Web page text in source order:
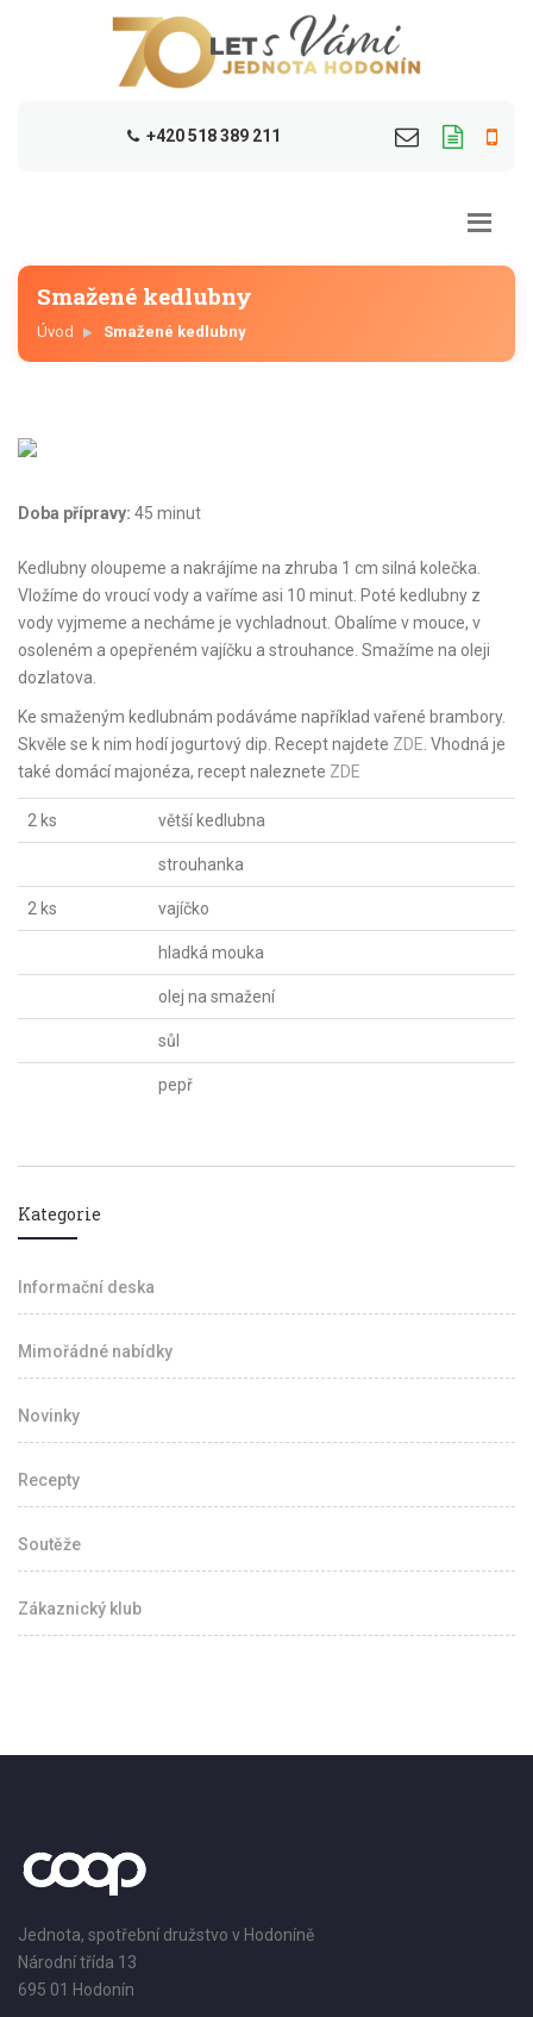
+420 518 389 211
Smažené kedlubny
Úvod Smažené kedlubny
Doba přípravy: 45 minut
Kedlubny oloupeme a nakrájíme na zhruba 1 cm silná kolečka.
Vložíme do vroucí vody a vaříme asi 10 minut. Poté kedlubny z
vody vyjmeme a necháme je vychladnout. Obalíme v mouce, v
osoleném a opepřeném vajíčku a strouhance. Smažíme na oleji
dozlatova.
Ke smaženým kedlubnám podáváme například vařené brambory.
Skvěle se k nim hodí jogurtový dip. Recept najdete ZDE . Vhodná je
také domácí majonéza, recept naleznete ZDE
2 ks větší kedlubna
strouhanka
2 ks vajíčko
hladká mouka
olej na smažení
sůl
pepř
Kategorie
Informační deska
Mimořádné nabídky
Novinky
Recepty
Soutěže
Zákaznický klub
Jednota, spotřební družstvo v Hodoníně
Národní třída 13
695 01 Hodonín